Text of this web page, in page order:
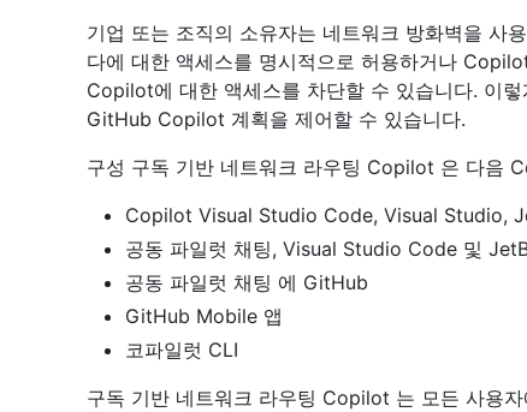
기업 또는 조직의 소유자는 네트워크 방화벽을
다에 대한 액세스를 명시적으로 허용하거나
Copilot에 대한 액세스를 차단할 수 있습니다. 이
GitHub Copilot 계획을 제어할 수 있습니다.
구성 구독 기반 네트워크 라우팅 Copilot 은 다음
Copilot Visual Studio Code, Visual Studio,
공동 파일럿 채팅, Visual Studio Code 및
공동 파일럿 채팅 에 GitHub
GitHub Mobile 앱
코파일럿 CLI
구독 기반 네트워크 라우팅 Copilot 는 모든 사용